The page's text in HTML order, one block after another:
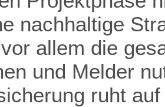
nachhaltige
allem die
und Melder
ruht